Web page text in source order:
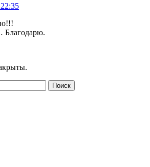
Благодарю.